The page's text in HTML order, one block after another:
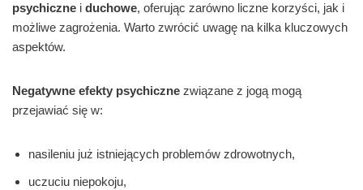
psychiczne i duchowe, oferując zarówno liczne korzyści, jak i
możliwe zagrożenia. Warto zwrócić uwagę na kilka kluczowych
aspektów.
Negatywne efekty psychiczne związane z jogą mogą
przejawiać się w:
nasileniu już istniejących problemów zdrowotnych,
uczuciu niepokoju,